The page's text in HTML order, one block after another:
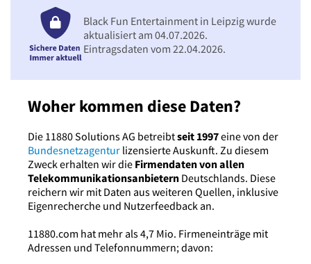
Woher kommen diese Daten?
Die 11880 Solutions AG betreibtseit 1997eine von der
Bundesnetzagentur lizensierte Auskunft. Zu diesem
Zweck erhalten wir die Firmendaten von allen
Telekommunikationsanbietern Deutschlands. Diese
reichern wir mit Daten aus weiteren Quellen, inklusive
Eigenrecherche und Nutzerfeedback an.
11880.com hat mehr als 4,7 Mio. Firmeneinträge mit
Adressen und Telefonnummern; davon:
Black Fun Entertainment in Leipzig wurde
aktualisiert am 04.07.2026.
Eintragsdaten vom 22.04.2026.